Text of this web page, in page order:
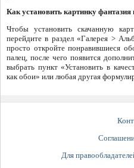
Как установить картинку фантазия
Чтобы установить скачанную
перейдите в раздел «Галерея >
просто откройте понравившиеся
палец, после чего появится
выбрать пункт «Установить в
как обои» или любая другая
Для